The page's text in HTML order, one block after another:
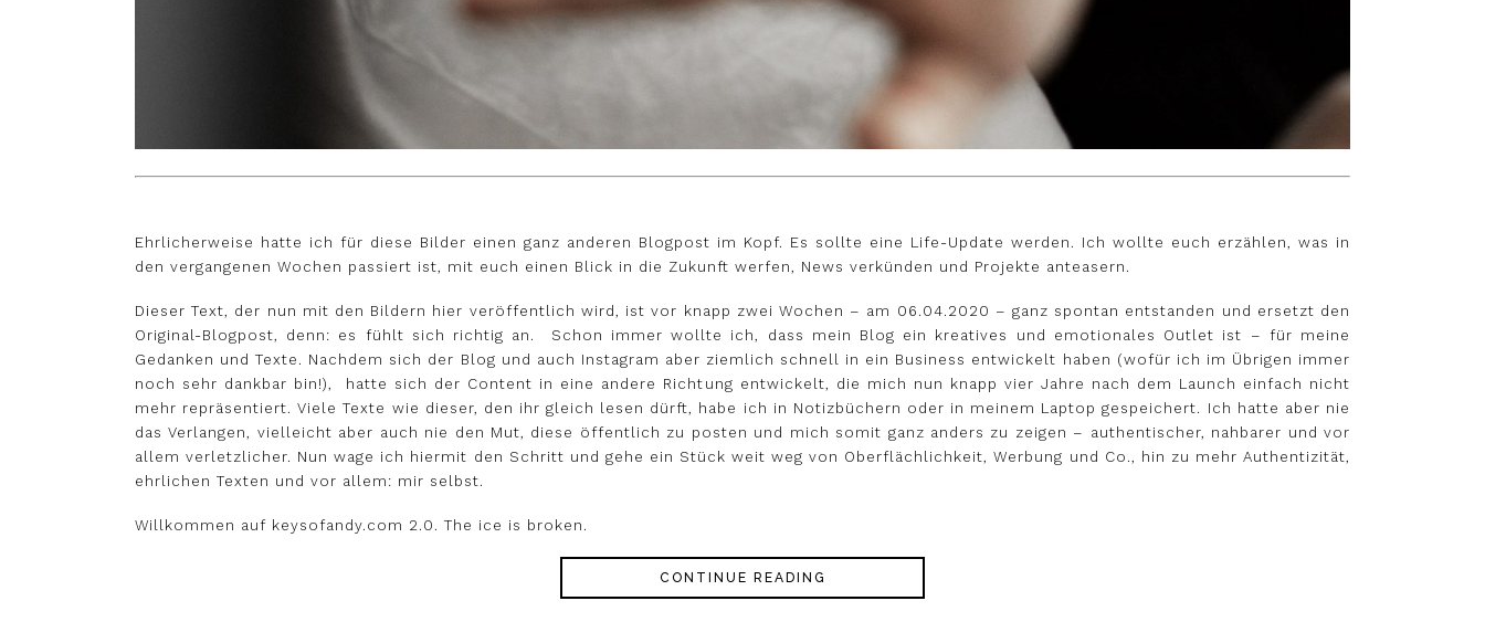
Ehrlicherweise hatte ich für diese Bilder einen ganz anderen Blogpost im Kopf. Es sollte eine Life-Update werden. Ich wollte euch erzählen, was in
den vergangenen Wochen passiert ist, mit euch einen Blick in die Zukunft werfen, News verkünden und Projekte anteasern.
Dieser Text, der nun mit den Bildern hier veröffentlich wird, ist vor knapp zwei Wochen – am 06.04.2020 – ganz spontan entstanden und ersetzt den
Original-Blogpost, denn: es fühlt sich richtig an. Schon immer wollte ich, dass mein Blog ein kreatives und emotionales Outlet ist – für meine
Gedanken und Texte. Nachdem sich der Blog und auch Instagram aber ziemlich schnell in ein Business entwickelt haben (wofür ich im Übrigen immer
noch sehr dankbar bin!), hatte sich der Content in eine andere Richtung entwickelt, die mich nun knapp vier Jahre nach dem Launch einfach nicht
mehr repräsentiert. Viele Texte wie dieser, den ihr gleich lesen dürft, habe ich in Notizbüchern oder in meinem Laptop gespeichert. Ich hatte aber nie
das Verlangen, vielleicht aber auch nie den Mut, diese öffentlich zu posten und mich somit ganz anders zu zeigen – authentischer, nahbarer und vor
allem verletzlicher. Nun wage ich hiermit den Schritt und gehe ein Stück weit weg von Oberflächlichkeit, Werbung und Co., hin zu mehr Authentizität,
ehrlichen Texten und vor allem: mir selbst.
Willkommen auf keysofandy.com 2.0. The ice is broken.
CONTINUE READING